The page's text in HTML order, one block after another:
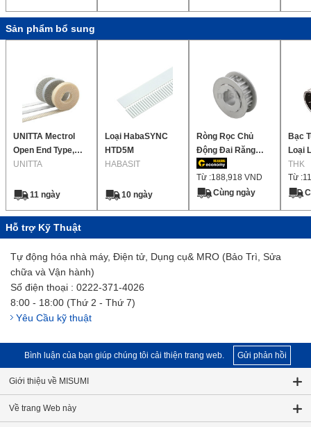
Sản phẩm bổ sung
UNITTA Mectrol
Open End Type,
Tròn Răng Profile,
UNITTA
11 ngày
Loại HabaSYNC
HTD5M
HABASIT
10 ngày
Ròng Rọc Chủ
Động Đai Răng
HTD 5M
Từ :188,918 VND
Cùng ngày
Bạc
Loại
Bích
Nhật)
THK
Từ :
Hỗ trợ Kỹ Thuật
Tự động hóa nhà máy, Điện tử, Dụng cụ& MRO (Bảo Trì, Sửa
chữa và Vận hành)
Số điện thoại : 0222-371-4026
8:00 - 18:00 (Thứ 2 - Thứ 7)
Yêu Cầu kỹ thuật
Bình luận của bạn giúp chúng tôi cải thiện trang web. Gửi phản hồi
Giới thiệu về MISUMI
Về trang Web này